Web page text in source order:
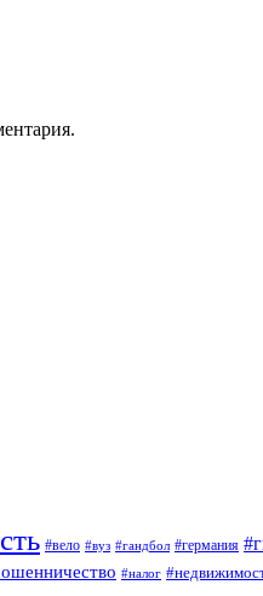
#вело #вуз #гандбол #германия
#налог